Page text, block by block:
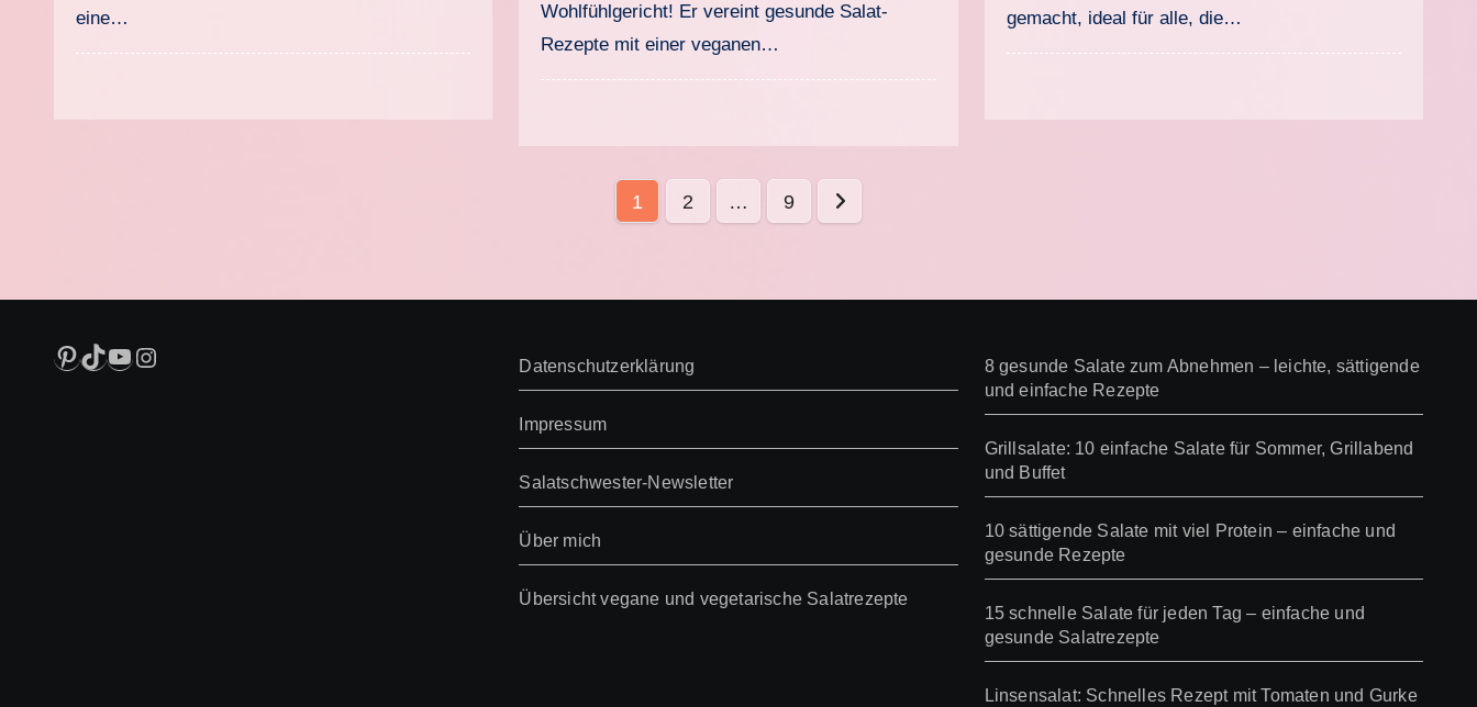
eine…
Wohlfühlgericht! Er vereint gesunde Salat-
Rezepte mit einer veganen…
gemacht, ideal für alle, die…
Seitennummerierung
Beiträge
1 2 … 9
Pinterest
TikTok
YouTube
Instagram Datenschutzerklärung
Impressum
Salatschwester-Newsletter
Über mich
Übersicht vegane und vegetarische Salatrezepte
8 gesunde Salate zum Abnehmen – leichte, sättigende
und einfache Rezepte
Grillsalate: 10 einfache Salate für Sommer, Grillabend
und Buffet
10 sättigende Salate mit viel Protein – einfache und
gesunde Rezepte
15 schnelle Salate für jeden Tag – einfache und
gesunde Salatrezepte
Linsensalat: Schnelles Rezept mit Tomaten und Gurke